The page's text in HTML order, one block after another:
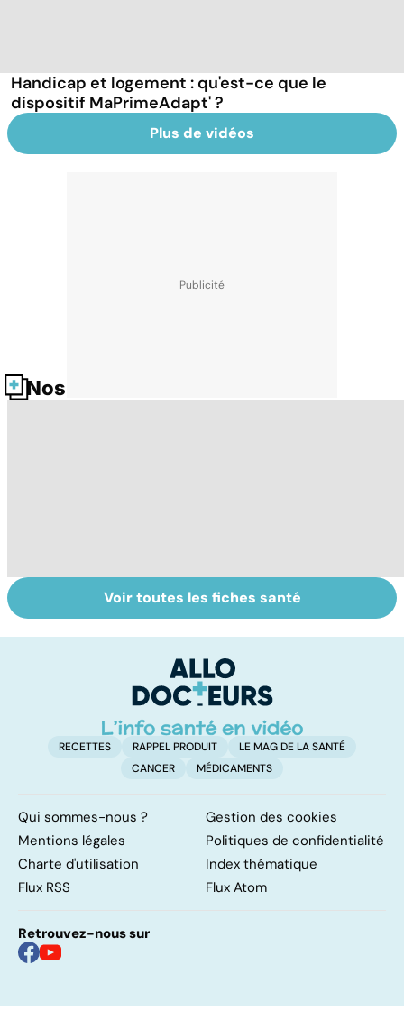
Handicap et logement : qu'est-ce que le
dispositif MaPrimeAdapt' ?
Plus de vidéos
Nos fiches santé
Comment tenir
ses bonnes
Les méthodes
qui fonctionnent
arrêter de fumer
!
Voir toutes les fiches santé
RECETTES RAPPEL PRODUIT
LE MAG DE LA SANTÉ
CANCER
MÉDICAMENTS
Qui sommes-nous ?
Gestion des cookies
Mentions légales
Politiques de confidentialité
Charte d'utilisation
Index thématique
Flux RSS
Flux Atom
Retrouvez-nous sur